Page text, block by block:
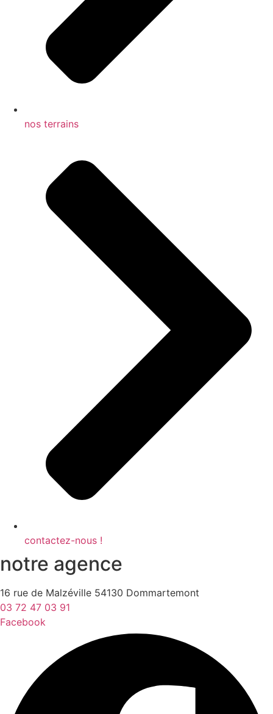
nos terrains
contactez-nous !
notre agence
16 rue de Malzéville 54130 Dommartemont
03 72 47 03 91
Facebook